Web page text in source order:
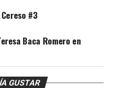
#3
Baca Romero en
GUSTAR